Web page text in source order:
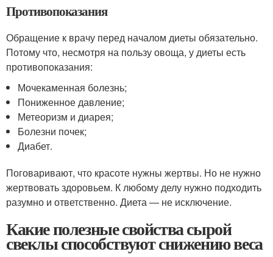
Противопоказания
Обращение к врачу перед началом диеты обязательно.
Потому что, несмотря на пользу овоща, у диеты есть
противопоказания:
Мочекаменная болезнь;
Пониженное давление;
Метеоризм и диарея;
Болезни почек;
Диабет.
Поговаривают, что красоте нужны жертвы. Но не нужно
жертвовать здоровьем. К любому делу нужно подходить
разумно и ответственно. Диета — не исключение.
Какие полезные свойства сырой
свеклы способствуют снижению веса